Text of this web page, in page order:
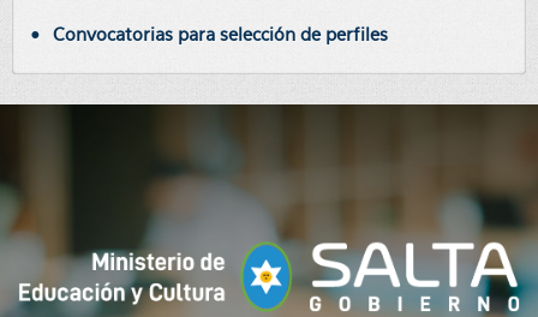
Convocatorias para selección de perfiles